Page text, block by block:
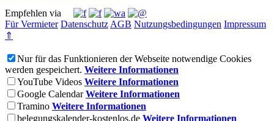
Empfehlen via
Für Vermieter Datenschutz AGB Nutzungsbedingungen Impressum
⇑
Nur für das Funktionieren der Webseite notwendige Cookies
werden gespeichert. Weitere Informationen
YouTube Videos Weitere Informationen
Google Calendar Weitere Informationen
Tramino Weitere Informationen
belegungskalender-kostenlos.de Weitere Informationen